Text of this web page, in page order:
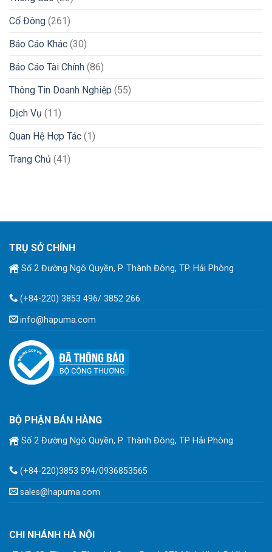
Cổ Đông (261)
Báo Cáo Khác (30)
Báo Cáo Tài Chính (86)
Thông Tin Doanh Nghiệp (55)
Dịch Vụ (11)
Quan Hệ Hợp Tác (1)
Trang Chủ (41)
TRỤ SỞ CHÍNH
Số 2 Đường Ngô Quyền, P. Thành Đông, TP. Hải Phòng
(+84-220) 3853 496/ 3852 266
info@hapuma.com
BỘ PHẬN BÁN HÀNG
Số 2 Đường Ngô Quyền, P. Thành Đông, TP Hải Phòng
(+84-220)3853 594/0936853565
sales@hapuma.com
CHI NHÁNH HÀ NỘI